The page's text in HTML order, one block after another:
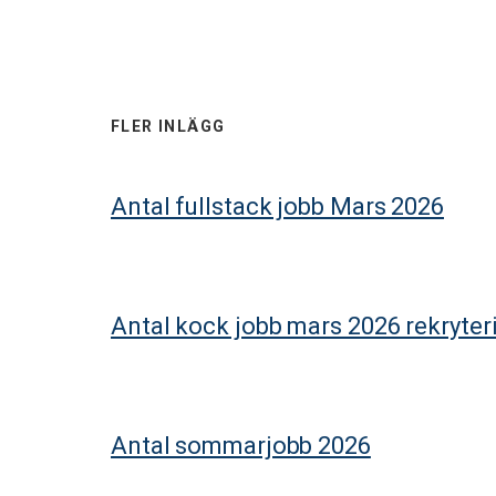
FLER INLÄGG
Antal fullstack jobb Mars 2026
Antal kock jobb mars 2026
Antal sommarjobb 2026